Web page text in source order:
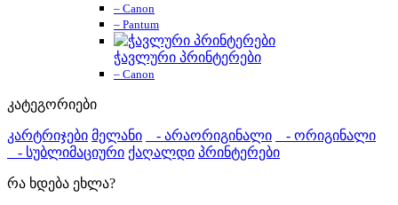
– Canon
– Pantum
ჭავლური პრინტერები
– Canon
კატეგორიები
კარტრიჯები მელანი - არაორიგინალი
- ორიგინალი
- სუბლიმაციური ქაღალდი პრინტერები
რა ხდება ეხლა?